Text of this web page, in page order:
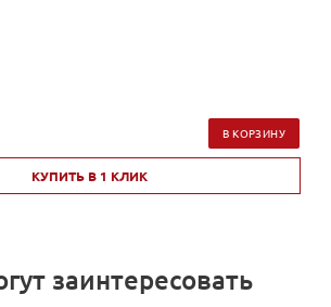
В КОРЗИНУ
КУПИТЬ В 1 КЛИК
заинтересовать